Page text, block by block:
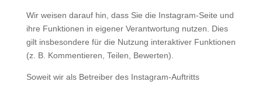
Wir weisen darauf hin, dass Sie die Instagram-Seite und
ihre Funktionen in eigener Verantwortung nutzen. Dies
gilt insbesondere für die Nutzung interaktiver Funktionen
(z. B. Kommentieren, Teilen, Bewerten).
Soweit wir als Betreiber des Instagram-Auftritts